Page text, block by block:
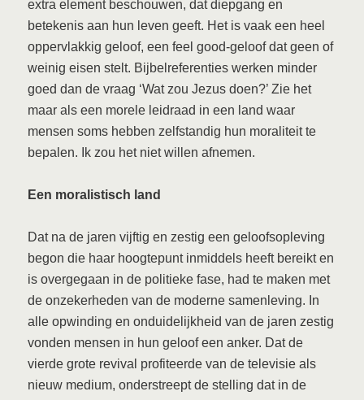
extra element beschouwen, dat diepgang en
betekenis aan hun leven geeft. Het is vaak een heel
oppervlakkig geloof, een feel good-geloof dat geen of
weinig eisen stelt. Bijbelreferenties werken minder
goed dan de vraag ‘Wat zou Jezus doen?’ Zie het
maar als een morele leidraad in een land waar
mensen soms hebben zelfstandig hun moraliteit te
bepalen. Ik zou het niet willen afnemen.
Een moralistisch land
Dat na de jaren vijftig en zestig een geloofsopleving
begon die haar hoogtepunt inmiddels heeft bereikt en
is overgegaan in de politieke fase, had te maken met
de onzekerheden van de moderne samenleving. In
alle opwinding en onduidelijkheid van de jaren zestig
vonden mensen in hun geloof een anker. Dat de
vierde grote revival profiteerde van de televisie als
nieuw medium, onderstreept de stelling dat in de